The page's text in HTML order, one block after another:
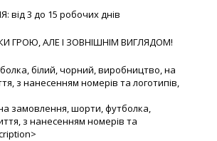
від 3 до 15 робочих днів
ГРОЮ, АЛЕ І ЗОВНІШНІМ ВИГЛЯДОМ!
білий, чорний, виробництво, на
з нанесенням номерів та логотипів,
замовлення, шорти, футболка,
з нанесенням номерів та